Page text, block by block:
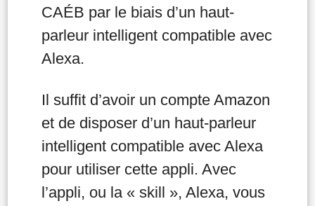
CAÉB par le biais d’un haut-
parleur intelligent compatible avec
Alexa.
Il suffit d’avoir un compte Amazon
et de disposer d’un haut-parleur
intelligent compatible avec Alexa
pour utiliser cette appli. Avec
l’appli, ou la « skill », Alexa, vous